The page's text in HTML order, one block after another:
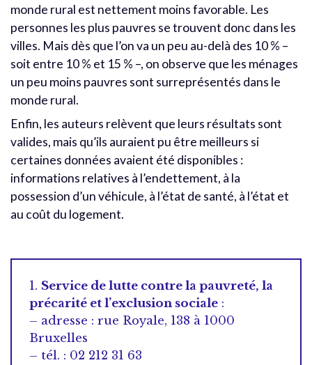
monde rural est nettement moins favorable. Les
personnes les plus pauvres se trouvent donc dans les
villes. Mais dès que l’on va un peu au-delà des 10 % –
soit entre 10 % et 15 % –, on observe que les ménages
un peu moins pauvres sont surreprésentés dans le
monde rural.
Enfin, les auteurs relèvent que leurs résultats sont
valides, mais qu’ils auraient pu être meilleurs si
certaines données avaient été disponibles :
informations relatives à l’endettement, à la
possession d’un véhicule, à l’état de santé, à l’état et
au coût du logement.
1. Service de lutte contre la pauvreté, la
précarité et l’exclusion sociale :
– adresse : rue Royale, 138 à 1000
Bruxelles
– tél. : 02 212 31 63